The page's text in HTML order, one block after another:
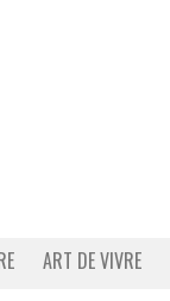
ART DE VIVRE